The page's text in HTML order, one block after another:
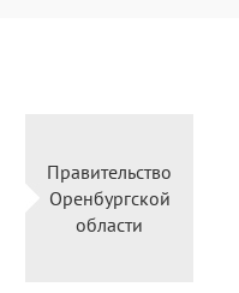
культуры
Российской
федерации